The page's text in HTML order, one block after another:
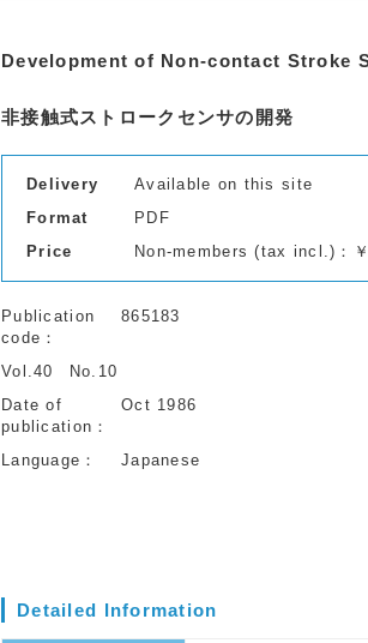
Development of Non-contact Stroke
非接触式ストロークセンサの開発
Delivery
Available on this site
Format
PDF
Price
Non-members (tax incl.)：
Publication
code
865183
Vol.40
No.10
Date of
publication
Oct 1986
Language Japanese
Detailed Information